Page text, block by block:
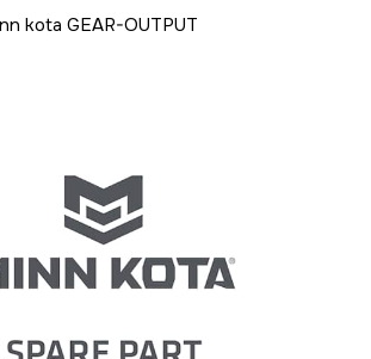
kota GEAR-OUTPUT